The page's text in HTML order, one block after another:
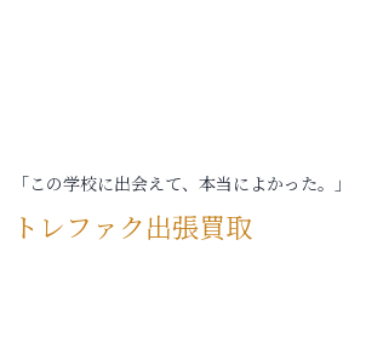
「この学校に出会えて、本当によかった。」
トレファク出張買取